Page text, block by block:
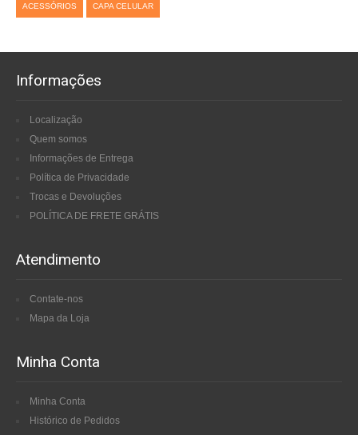
ACESSÓRIOS CAPA CELULAR
Informações
Localização
Quem somos
Informações de Entrega
Política de Privacidade
Trocas e Devoluções
POLÍTICA DE FRETE GRÁTIS
Atendimento
Contate-nos
Mapa da Loja
Minha Conta
Minha Conta
Histórico de Pedidos